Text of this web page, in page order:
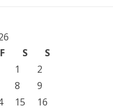
F S
S
1
2
8
9
15
16